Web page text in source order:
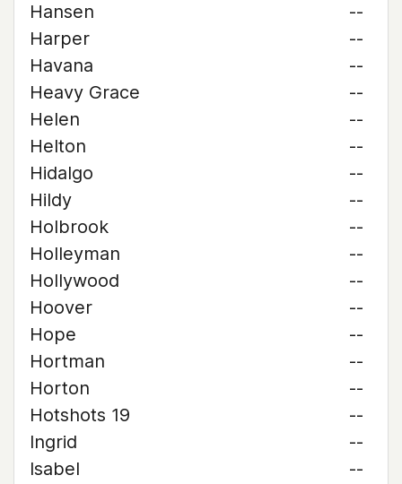
Hansen
--
Harper
--
Havana
--
Heavy Grace
--
Helen
--
Helton
--
Hidalgo
--
Hildy
--
Holbrook
--
Holleyman
--
Hollywood
--
Hoover
--
Hope
--
Hortman
--
Horton
--
Hotshots 19
--
Ingrid
--
Isabel
--